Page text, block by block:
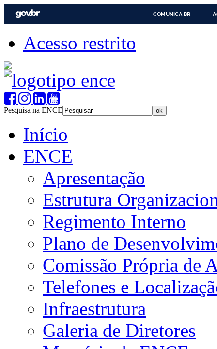
COMUNICA BR
Acesso restrito
Pesquisa na ENCE
Início
ENCE
Apresentação
Estrutura
Regimento Interno
Plano de
Comissão Própria de
Telefones e
Infraestrutura
Galeria de Diretores